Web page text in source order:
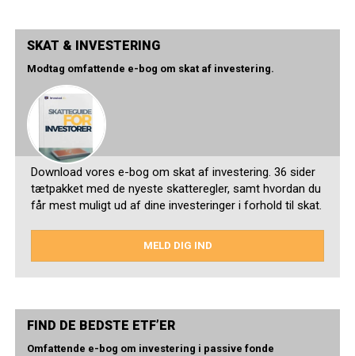
SKAT & INVESTERING
Modtag omfattende e-bog om skat af investering.
Download vores e-bog om skat af investering. 36 sider
tætpakket med de nyeste skatteregler, samt hvordan du
får mest muligt ud af dine investeringer i forhold til skat.
MELD DIG IND
FIND DE BEDSTE ETF’ER
Omfattende e-bog om investering i passive fonde